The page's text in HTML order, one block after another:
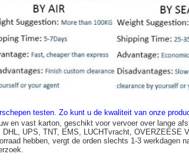
testen. Zo kunt u de kwaliteit van onze
en vast karton, geschikt voor vervoer over lange
UPS, TNT, EMS, LUCHTvracht, OVERZEESE
hebben, vergt de orden slechts 1-3 werkdagen